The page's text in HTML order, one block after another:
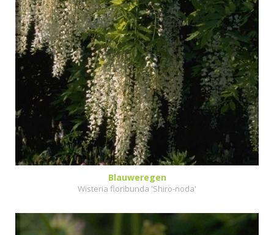
Blauweregen
Wisteria floribunda 'Shiro-noda'